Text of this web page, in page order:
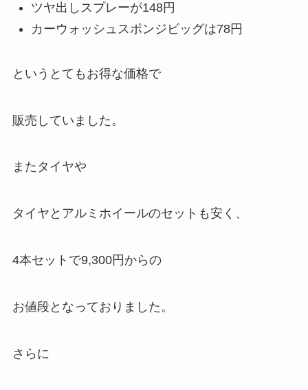
ツヤ出しスプレーが148円
カーウォッシュスポンジビッグは78円
というとてもお得な価格で
販売していました。
またタイヤや
タイヤとアルミホイールのセットも安く、
4本セットで9,300円からの
お値段となっておりました。
さらに